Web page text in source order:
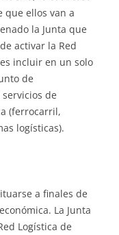
que ellos van a
la Junta que
activar la Red
incluir en un solo
de
de
(ferrocarril,
logísticas).
a finales de
La Junta
Logística de